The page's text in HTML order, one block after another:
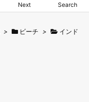
Next Search
> ビーチ >
インド